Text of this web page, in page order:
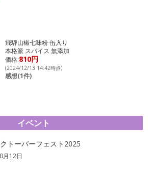
飛騨山椒七味粉 缶入り
本格派 スパイス 無添加
価格:810円
(2024/12/13 14:42時点)
感想(1件)
イベント
トーバーフェスト2025
月12日